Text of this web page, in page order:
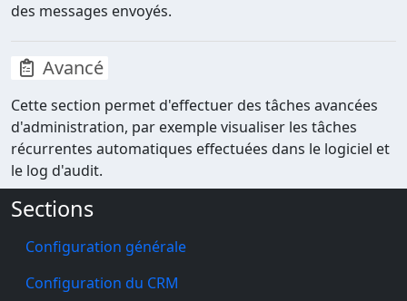
Sections
Configuration générale
Configuration du CRM
des messages envoyés.
Avancé
Cette section permet d'effectuer des tâches avancées
d'administration, par exemple visualiser les tâches
récurrentes automatiques effectuées dans le logiciel et
le log d'audit.